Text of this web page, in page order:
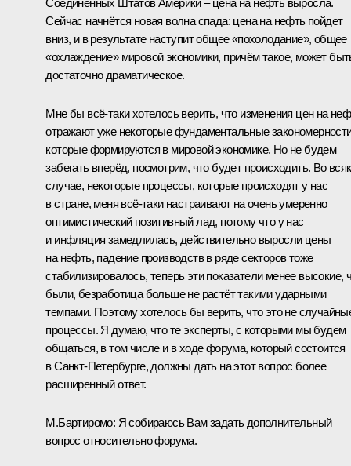
Сейчас начнётся новая волна спада: цена на нефть пойдет
вниз, и в результате наступит общее «похолодание», общее
«охлаждение» мировой экономики, причём такое, может
достаточно драматическое.
Мне бы всё‑таки хотелось верить, что изменения цен на
отражают уже некоторые фундаментальные
которые формируются в мировой экономике. Но не будем
забегать вперёд, посмотрим, что будет происходить. Во
случае, некоторые процессы, которые происходят у нас
в стране, меня всё‑таки настраивают на очень умеренно
оптимистический позитивный лад, потому что у нас
и инфляция замедлилась, действительно выросли цены
на нефть, падение производств в ряде секторов тоже
стабилизировалось, теперь эти показатели менее высокие,
были, безработица больше не растёт такими ударными
темпами. Поэтому хотелось бы верить, что это не
процессы. Я думаю, что те эксперты, с которыми мы будем
общаться, в том числе и в ходе форума, который состоится
в Санкт-Петербурге, должны дать на этот вопрос более
расширенный ответ.
М.Бартиромо: Я собираюсь Вам задать дополнительный
вопрос относительно форума.